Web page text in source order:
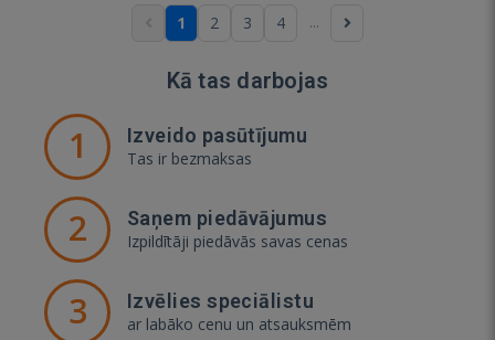
1 2 3 4 ...
Kā tas darbojas
1 Izveido pasūtījumu
Tas ir bezmaksas
2 Saņem piedāvājumus
Izpildītāji piedāvās savas cenas
3 Izvēlies speciālistu
ar labāko cenu un atsauksmēm